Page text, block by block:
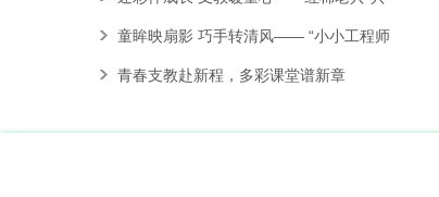
童眸映扇影 巧手转清风—— “小小工程师
青春支教赴新程，多彩课堂谱新章